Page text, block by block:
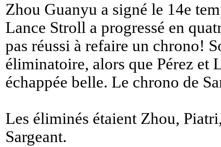
Zhou Guanyu a signé le 14e
Lance Stroll a progressé en
pas réussi à refaire un chrono!
éliminatoire, alors que Pérez et
échappée belle. Le chrono de
Les éliminés étaient Zhou,
Sargeant.